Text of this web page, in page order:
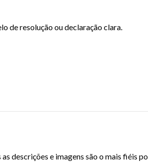
de resolução ou declaração clara.
descrições e imagens são o mais fiéis